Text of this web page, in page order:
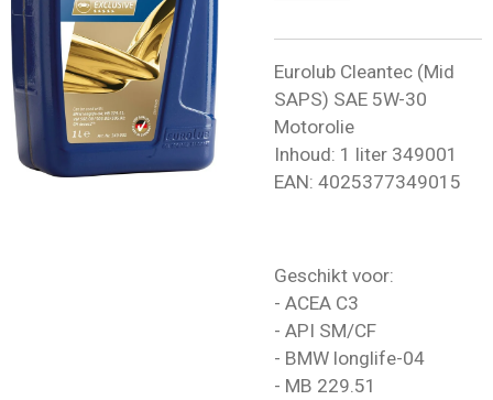
Eurolub Cleantec (Mid
SAPS) SAE 5W-30
Motorolie
Inhoud: 1 liter 349001
EAN: 4025377349015
Geschikt voor:
- ACEA C3
- API SM/CF
- BMW longlife-04
- MB 229.51